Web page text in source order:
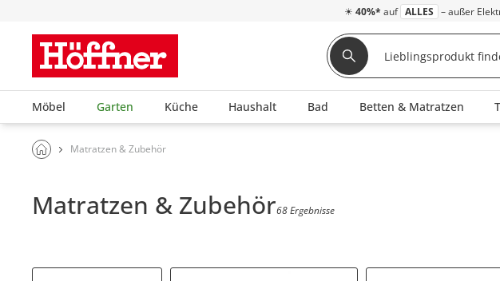
☀ 40%* auf ALLES – außer
Möbel Garten Küche Haushalt Bad Betten & Matratzen
Matratzen & Zubehör
Matratzen & Zubehör68 Ergebnisse